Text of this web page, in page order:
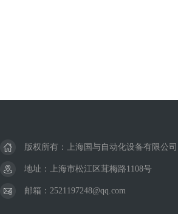
版权所有：上海国与自动化设备有限公司
地址：上海市松江区茸梅路1108号
邮箱：2521197248@qq.com